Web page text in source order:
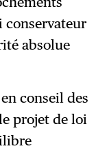
conservateur
absolue
conseil des
projet de loi